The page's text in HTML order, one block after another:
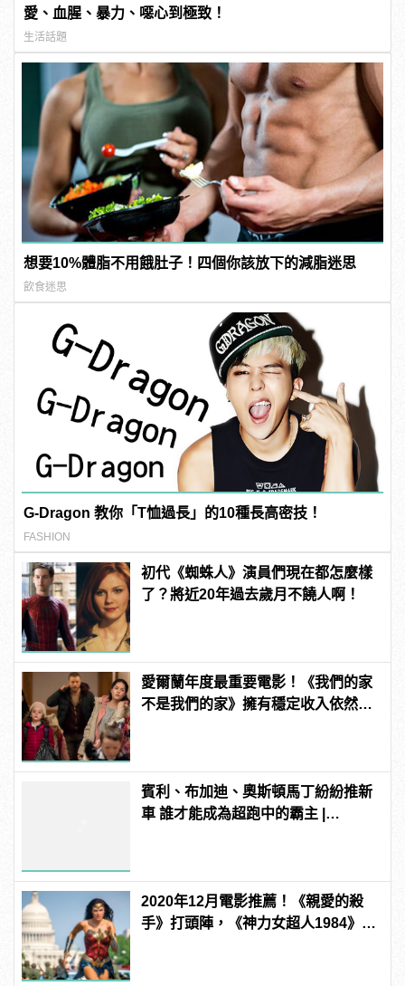
愛、血腥、暴力、噁心到極致！
生活話題
想要10%體脂不用餓肚子！四個你該放下的減脂迷思
飲食迷思
G-Dragon 教你「T恤過長」的10種長高密技！
FASHION
初代《蜘蛛人》演員們現在都怎麼樣
了？將近20年過去歲月不饒人啊！
愛爾蘭年度最重要電影！《我們的家
不是我們的家》擁有穩定收入依然無
賓利、布加迪、奧斯頓馬丁紛紛推新
車 誰才能成為超跑中的霸主 |
2020年12月電影推薦！《親愛的殺
手》打頭陣，《神力女超人1984》備